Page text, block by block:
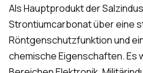
Als Hauptprodukt der
Strontiumcarbonat über eine
Röntgenschutzfunktion und
chemische Eigenschaften. Es